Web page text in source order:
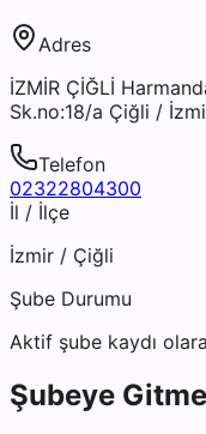
Adres
İZMİR ÇİĞLİ
Sk.no:18/a Çiğli /
Telefon
02322804300
İl / İlçe
İzmir / Çiğli
Şube Durumu
Aktif şube kaydı
Şubeye